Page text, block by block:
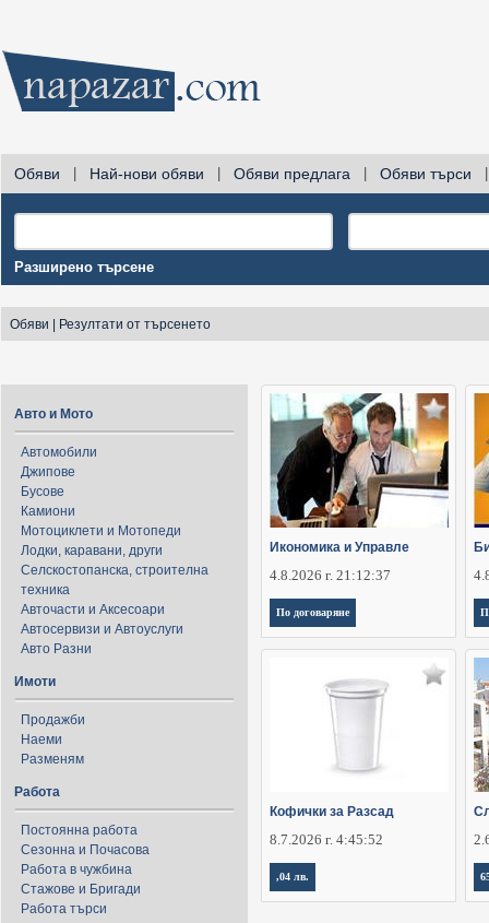
Обяви Най-нови обяви Обяви предлага Обяви търси
Разширено търсене
Обяви Резултати от търсенето
Авто и Мото
Автомобили
Джипове
Бусове
Камиони
Мотоциклети и Мотопеди
Лодки, каравани, други
Селскостопанска, строителна
техника
Авточасти и Аксесоари
Автосервизи и Автоуслуги
Авто Разни
Имоти
Продажби
Наеми
Разменям
Работа
Постоянна работа
Сезонна и Почасова
Работа в чужбина
Стажове и Бригади
Работа търси
Икономика и Управле
4.8.2026 г. 21:12:37
По договаряне
Кофички за Разсад
8.7.2026 г. 4:45:52
,04 лв.